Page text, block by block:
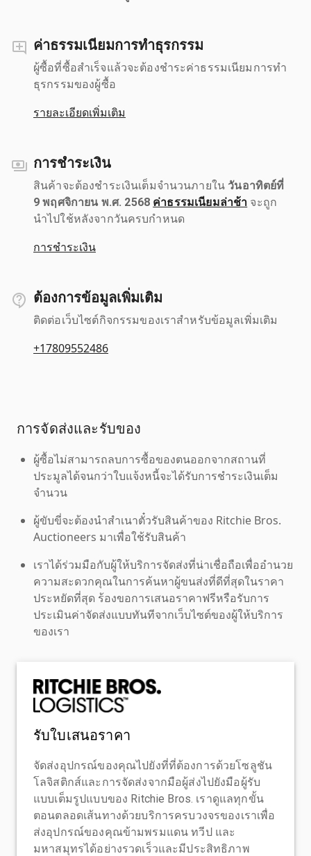
ค่าธรรมเนียมการทำธุรกรรม
ผู้ซื้อที่ซื้อสำเร็จแล้วจะต้องชำระค่าธรรมเนียมการทำ
ธุรกรรมของผู้ซื้อ
รายละเอียดเพิ่มเติม
การชำระเงิน
สินค้าจะต้องชำระเงินเต็มจำนวนภายใน วันอาทิตย์ที่
9 พฤศจิกายน พ.ศ. 2568 ค่าธรรมเนียมล่าช้า จะถูก
นำไปใช้หลังจากวันครบกำหนด
การชำระเงิน
ต้องการข้อมูลเพิ่มเติม
ติดต่อเว็บไซต์กิจกรรมของเราสำหรับข้อมูลเพิ่มเติม
+17809552486
การจัดส่งและรับของ
ผู้ซื้อไม่สามารถลบการซื้อของตนออกจากสถานที่
ประมูลได้จนกว่าใบแจ้งหนี้จะได้รับการชำระเงินเต็ม
จำนวน
ผู้ขับขี่จะต้องนำสำเนาตั๋วรับสินค้าของ Ritchie Bros.
Auctioneers มาเพื่อใช้รับสินค้า
เราได้ร่วมมือกับผู้ให้บริการจัดส่งที่น่าเชื่อถือเพื่ออำนวย
ความสะดวกคุณในการค้นหาผู้ขนส่งที่ดีที่สุดในราคา
ประหยัดที่สุด ร้องขอการเสนอราคาฟรีหรือรับการ
ประเมินค่าจัดส่งแบบทันทีจากเว็บไซต์ของผู้ให้บริการ
ของเรา
รับใบเสนอราคา
จัดส่งอุปกรณ์ของคุณไปยังที่ที่ต้องการด้วยโซลูชัน
โลจิสติกส์และการจัดส่งจากมือผู้ส่งไปยังมือผู้รับ
แบบเต็มรูปแบบของ Ritchie Bros. เราดูแลทุกขั้น
ตอนตลอดเส้นทางด้วยบริการครบวงจรของเราเพื่อ
ส่งอุปกรณ์ของคุณข้ามพรมแดน ทวีป และ
มหาสมุทรได้อย่างรวดเร็วและมีประสิทธิภาพ